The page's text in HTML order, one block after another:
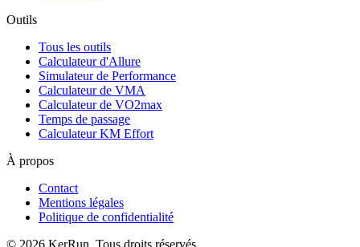
Outils
Tous les outils
Calculateur d'Allure
Simulateur de Performance
Calculateur de VMA
Calculateur de VO2max
Temps de passage
Calculateur KM Effort
À propos
Contact
Mentions légales
Politique de confidentialité
© 2026 KerRun. Tous droits réservés.